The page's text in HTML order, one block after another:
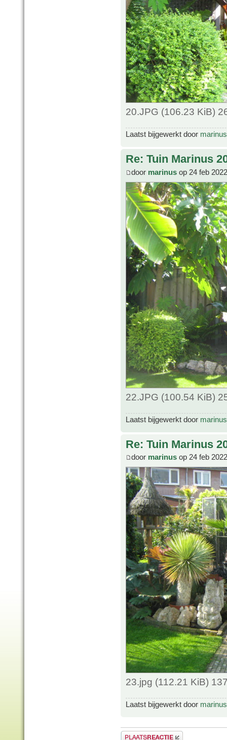
20.JPG (106.23 KiB)
Laatst bijgewerkt door marinus
Re: Tuin Marinus
door marinus op 24 feb
22.JPG (100.54 KiB)
Laatst bijgewerkt door marinus
Re: Tuin Marinus
door marinus op 24 feb
23.jpg (112.21 KiB)
Laatst bijgewerkt door marinus
Plaats een reactie